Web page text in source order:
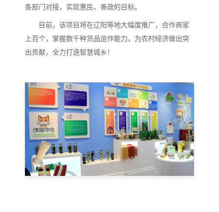
各部门对接，实现惠民、善政的目标。
目前，该项目将在辽阳等地大幅度推广，合作商家
上百个，掌握数千种货品运作能力，为农村经济做出突
出贡献，全力打造智慧城乡！